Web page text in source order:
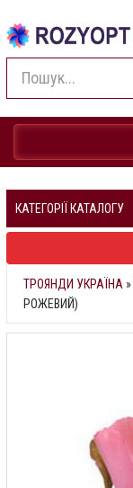
КАТЕГОРІЇ КАТАЛОГУ
ТРОЯНДИ УКРАЇНА »
РОЖЕВИЙ)